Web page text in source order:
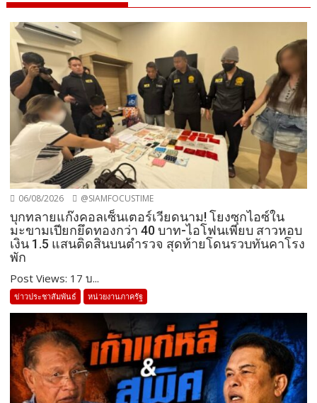
06/08/2026 @SIAMFOCUSTIME
บุกทลายแก๊งคอลเซ็นเตอร์เวียดนาม! โยงซุกไอซ์ใน
มะขามเปียกยึดทองกว่า 40 บาท-ไอโฟนเพียบ สาวหอบ
เงิน 1.5 แสนติดสินบนตำรวจ สุดท้ายโดนรวบทันคาโรง
พัก
Post Views: 17 บ...
ข่าวประชาสัมพันธ์ หน่วยงานภาครัฐ